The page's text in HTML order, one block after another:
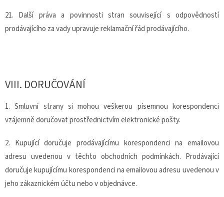
21. Další práva a povinnosti stran související s odpovědností
prodávajícího za vady upravuje reklamační řád prodávajícího.
VIII. DORUČOVÁNÍ
1. Smluvní strany si mohou veškerou písemnou korespondenci
vzájemně doručovat prostřednictvím elektronické pošty.
2. Kupující doručuje prodávajícímu korespondenci na emailovou
adresu uvedenou v těchto obchodních podmínkách. Prodávající
doručuje kupujícímu korespondenci na emailovou adresu uvedenou v
jeho zákaznickém účtu nebo v objednávce.